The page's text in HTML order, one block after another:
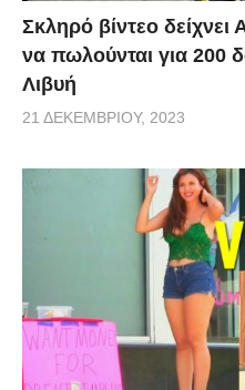
Σκληρό βίντεο δείχνει
να πωλούνται για 200
Λιβυή
21 ΔΕΚΕΜΒΡΊΟΥ, 2023